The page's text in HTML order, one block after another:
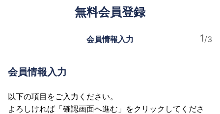
無料会員登録
会員情報入力
会員情報入力
以下の項目をご入力ください。
よろしければ「確認画面へ進む」をクリックしてくださ